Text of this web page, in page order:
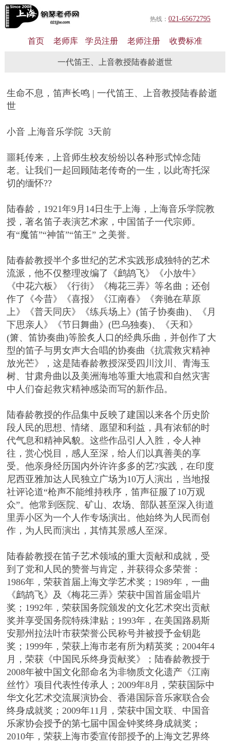
热线： 021-65672795
首页 老师库 学员注册 老师注册 收费标准
一代笛王、上音教授陆春龄逝世
生命不息，笛声长鸣 | 一代笛王、上音教授陆春龄逝
世
小音 上海音乐学院 3天前
噩耗传来，上音师生校友纷纷以各种形式悼念陆
老。让我们一起回顾陆老传奇的一生，以此寄托深
切的缅怀??
陆春龄，1921年9月14日生于上海，上海音乐学院教
授，著名笛子表演艺术家，中国笛子一代宗师。
有“魔笛”“神笛”“笛王” 之美誉。
陆春龄教授半个多世纪的艺术实践形成独特的艺术
流派，他不仅整理改编了《鹧鸪飞》《小放牛》
《中花六板》《行街》《梅花三弄》等名曲；还创
作了《今昔》《喜报》《江南春》《奔驰在草原
上》《普天同庆》《练兵场上》(笛子协奏曲)、《月
下思亲人》《节日舞曲》(巴乌独奏)、《天和》
(箫、笛协奏曲)等脍炙人口的经典乐曲，并创作了大
型的笛子与男女声大合唱的协奏曲《抗震救灾精神
放光芒》，这是陆春龄教授深受四川汶川、青海玉
树、甘肃舟曲以及美洲海地等重大地震和自然灾害
中人们奋起救灾精神感染而写的新作品。
陆春龄教授的作品集中反映了建国以来各个历史阶
段人民的思想、情绪、愿望和利益，具有浓郁的时
代气息和精神风貌。这些作品引人入胜，令人神
往，赏心悦目，感人至深，给人们以真善美的享
受。他亲身经历国内外许许多多的艺?实践，在印度
尼西亚雅加达人民独立广场为10万人演出，当地报
社评论道“枪声不能维持秩序，笛声征服了10万观
众”。他常到医院、矿山、农场、部队甚至深入街道
里弄小区为一个人作专场演出。他始终为人民而创
作，为人民而演出，其情其景感人至深。
陆春龄教授在笛子艺术领域的重大贡献和成就，受
到了党和人民的赞誉与肯定，并获得众多荣誉：
1986年，荣获首届上海文学艺术奖；1989年，一曲
《鹧鸪飞》及《梅花三弄》荣获中国首届金唱片
奖；1992年，荣获国务院颁发的文化艺术突出贡献
奖并享受国务院特殊津贴；1993年，在美国路易斯
安那州拉法叶市获荣誉公民称号并被授予金钥匙
奖；1999年，荣获上海市老有所为精英奖；2004年4
月，荣获《中国民乐终身贡献奖》；陆春龄教授于
2008年被中国文化部命名为非物质文化遗产《江南
丝竹》项目代表性传承人；2009年8月，荣获国际中
华文化艺术交流展演协会、香港国际音乐家联合会
终身成就奖；2009年11月，荣获中国文联、中国音
乐家协会授予的第七届中国金钟奖终身成就奖；
2010年，荣获上海市委宣传部授予的上海文艺界终